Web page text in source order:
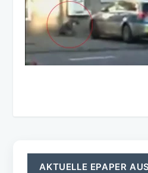
AKTUELLE EPAPER